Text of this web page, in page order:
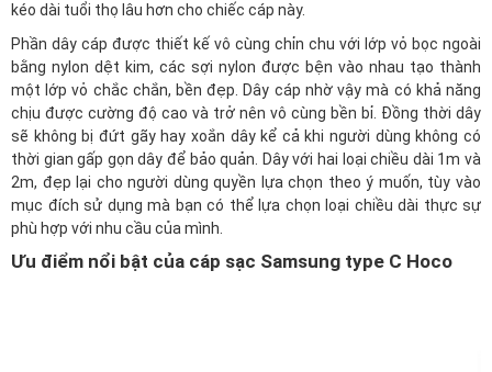
kéo dài tuổi thọ lâu hơn cho chiếc cáp này.
Phần dây cáp được thiết kế vô cùng chỉn chu với lớp vỏ bọc ngoài
bằng nylon dệt kim, các sợi nylon được bện vào nhau tạo thành
một lớp vỏ chắc chắn, bền đẹp. Dây cáp nhờ vậy mà có khả năng
chịu được cường độ cao và trở nên vô cùng bền bỉ. Đồng thời dây
sẽ không bị đứt gãy hay xoắn dây kể cả khi người dùng không có
thời gian gấp gọn dây để bảo quản. Dây với hai loại chiều dài 1m và
2m, đẹp lại cho người dùng quyền lựa chọn theo ý muốn, tùy vào
mục đích sử dụng mà bạn có thể lựa chọn loại chiều dài thực sự
phù hợp với nhu cầu của mình.
Ưu điểm nổi bật của cáp sạc Samsung type C Hoco